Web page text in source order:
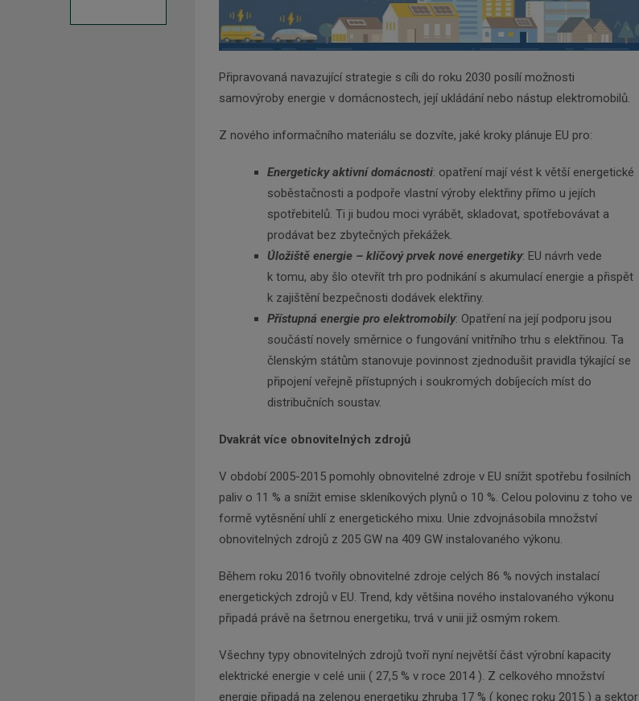
Připravovaná navazující strategie s cíli do roku 2030 posílí možnosti
samovýroby energie v domácnostech, její ukládání nebo nástup elektromobilů.
Z nového informačního materiálu se dozvíte, jaké kroky plánuje EU pro:
Energeticky aktivní domácnosti: opatření mají vést k větší energetické
soběstačnosti a podpoře vlastní výroby elektřiny přímo u jejích
spotřebitelů. Ti ji budou moci vyrábět, skladovat, spotřebovávat a
prodávat bez zbytečných překážek.
Úložiště energie – klíčový prvek nové energetiky: EU návrh vede
k tomu, aby šlo otevřít trh pro podnikání s akumulací energie a přispět
k zajištění bezpečnosti dodávek elektřiny.
Přístupná energie pro elektromobily: Opatření na její podporu jsou
součástí novely směrnice o fungování vnitřního trhu s elektřinou. Ta
členským státům stanovuje povinnost zjednodušit pravidla týkající se
připojení veřejně přístupných i soukromých dobíjecích míst do
distribučních soustav.
Dvakrát více obnovitelných zdrojů
V období 2005-2015 pomohly obnovitelné zdroje v EU snížit spotřebu fosilních
paliv o 11 % a snížit emise skleníkových plynů o 10 %. Celou polovinu z toho ve
formě vytěsnění uhlí z energetického mixu. Unie zdvojnásobila množství
obnovitelných zdrojů z 205 GW na 409 GW instalovaného výkonu.
Během roku 2016 tvořily obnovitelné zdroje celých 86 % nových instalací
energetických zdrojů v EU. Trend, kdy většina nového instalovaného výkonu
připadá právě na šetrnou energetiku, trvá v unii již osmým rokem.
Všechny typy obnovitelných zdrojů tvoří nyní největší část výrobní kapacity
elektrické energie v celé unii ( 27,5 % v roce 2014 ). Z celkového množství
energie připadá na zelenou energetiku zhruba 17 % ( konec roku 2015 ) a sektor